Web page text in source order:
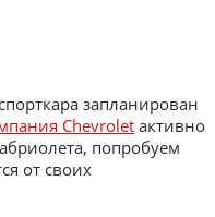
запланирован
Chevroletактивно
попробуем
от своих